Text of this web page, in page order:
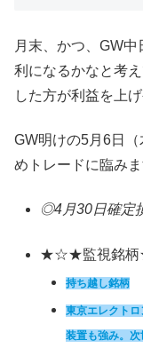
月末、かつ、GW
利になるかなと考
した方が利益を上
GW明けの5月6日
めトレードに臨み
◎4月30日確
★☆★監視銘
持ち越し銘柄
東京エレクトロ
装置も強み。次